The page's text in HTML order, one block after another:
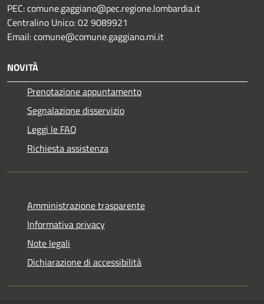
PEC: comune.gaggiano@pec.regione.lombardia.it
Centralino Unico: 02 9089921
Email: comune@comune.gaggiano.mi.it
NOVITÀ
Prenotazione appuntamento
Segnalazione disservizio
Leggi le FAQ
Richiesta assistenza
Amministrazione trasparente
Informativa privacy
Note legali
Dichiarazione di accessibilità